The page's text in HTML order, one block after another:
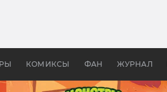
КОМИКСЫ ФАН ЖУРНАЛ
России —
бы